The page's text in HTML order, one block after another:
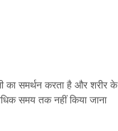
का समर्थन करता है और शरीर के
समय तक नहीं किया जाना